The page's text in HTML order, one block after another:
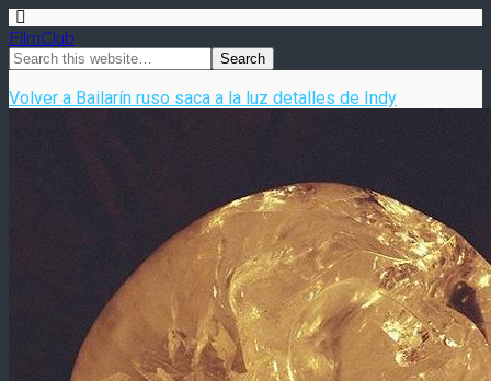
FilmClub
Volver a Bailarín ruso saca a la luz detalles de Indy